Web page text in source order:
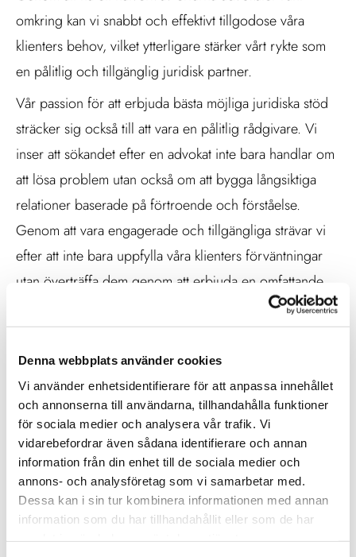
Denna webbplats använder cookies
Vi använder enhetsidentifierare för att anpassa innehållet
och annonserna till användarna, tillhandahålla funktioner
för sociala medier och analysera vår trafik. Vi
vidarebefordrar även sådana identifierare och annan
information från din enhet till de sociala medier och
annons- och analysföretag som vi samarbetar med.
Dessa kan i sin tur kombinera informationen med annan
information som du har tillhandahållit eller som de har
omkring kan vi snabbt och effektivt tillgodose våra
klienters behov, vilket ytterligare stärker vårt rykte som
en pålitlig och tillgänglig juridisk partner.
Vår passion för att erbjuda bästa möjliga juridiska stöd
sträcker sig också till att vara en pålitlig rådgivare. Vi
inser att sökandet efter en advokat inte bara handlar om
att lösa problem utan också om att bygga långsiktiga
relationer baserade på förtroende och förståelse.
Genom att vara engagerade och tillgängliga strävar vi
efter att inte bara uppfylla våra klienters förväntningar
utan överträffa dem genom att erbjuda en omfattande
kreativitet, engagemang, tillgänglighet, affärsmässighet,
strategiskt tänkande och visionär framåtblick. Dessa
principer genomsyrar allt vi gör och positionerar oss
som en advokatbyrå som inte bara förstår lagens
finesser utan också affärsvärldens dynamik. Genom att
integrera dessa kärnvärden i vårt dagliga arbete strävar
vi efter att vara en pålitlig juridisk rådgivare och en
strategisk partner som aktivt bidrar till våra klienters